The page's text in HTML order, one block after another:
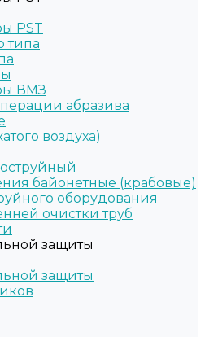
PST
типа
ВМЗ
абразива
воздуха)
байонетные (крабовые)
оборудования
очистки труб
защиты
защиты